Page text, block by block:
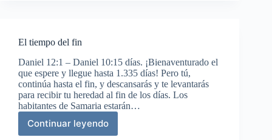
El tiempo del fin
Daniel 12:1 – Daniel 10:15 días. ¡Bienaventurado el
que espere y llegue hasta 1.335 días! Pero tú,
continúa hasta el fin, y descansarás y te levantarás
para recibir tu heredad al fin de los días. Los
habitantes de Samaria estarán…
Continuar leyendo
El